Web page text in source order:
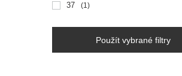
37 1
Použít vybrané filtry